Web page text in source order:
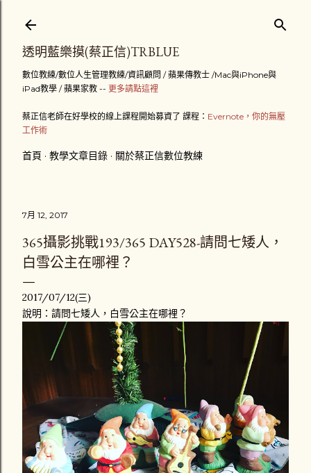
透明藍樂摸(蔡正信)TRBLUE
數位教練/數位人生管理教練/資訊顧問 / 蘋果傳教士 /Mac與iPhone與
iPad教學 / 蘋果家教 -- 更多請點這裡
蔡正信老師在好學校的線上課程開始募資了 課程： Evernote，你的無壓
工作術
首頁 教學文章目錄 關於蔡正信數位教練
7月 12, 2017
365攝影挑戰193/365 DAY528-請問七矮人，
白雪公主在哪裡？
2017/07/12(三)
說明：請問七矮人，白雪公主在哪裡？